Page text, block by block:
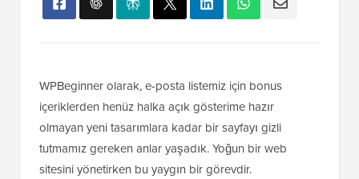
WPBeginner olarak, e-posta listemiz için bonus
içeriklerden henüz halka açık gösterime hazır
olmayan yeni tasarımlara kadar bir sayfayı gizli
tutmamız gereken anlar yaşadık. Yoğun bir web
sitesini yönetirken bu yaygın bir görevdir.